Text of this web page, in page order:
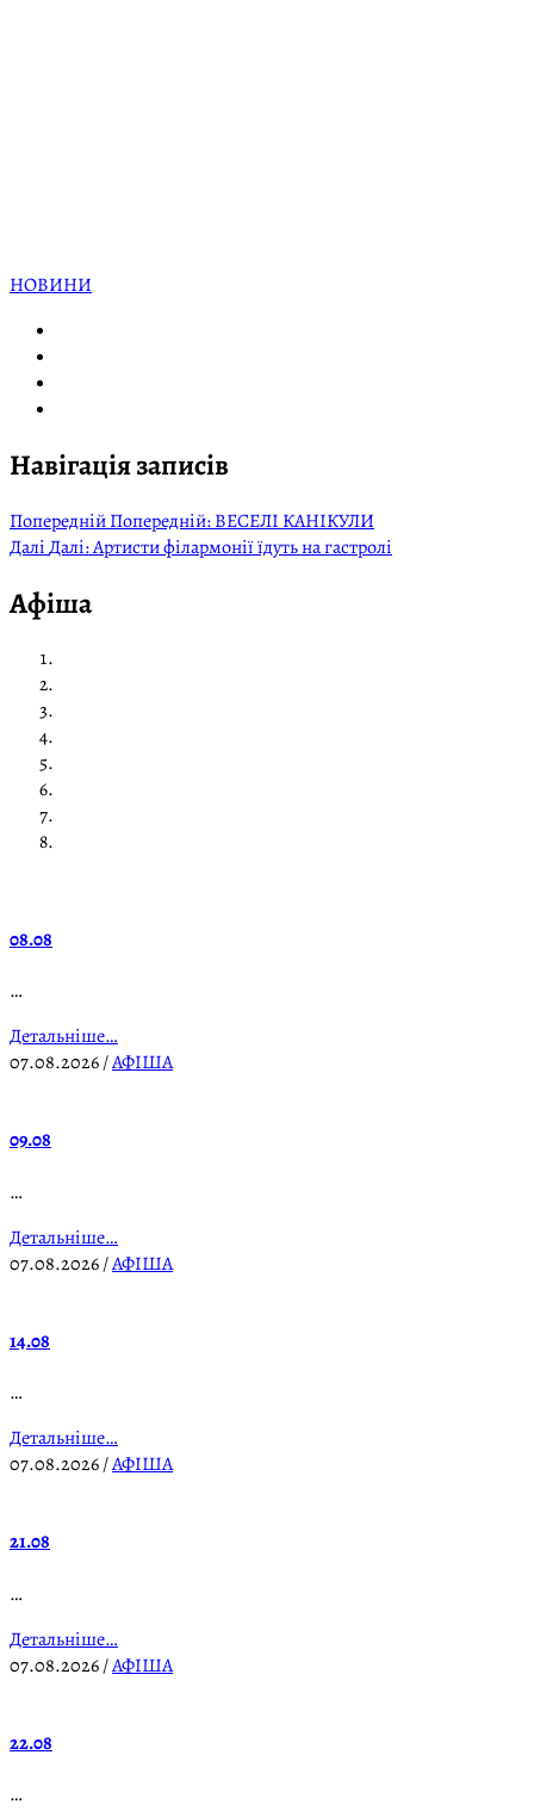
НОВИНИ
Навігація записів
ПопереднійПопередній:ВЕСЕЛІ КАНІКУЛИ
ДаліДалі:Артисти філармонії їдуть на гастролі
Афіша
08.08
…
Детальніше…
07.08.2026/АФІША
09.08
…
Детальніше…
07.08.2026/АФІША
14.08
…
Детальніше…
07.08.2026/АФІША
21.08
…
Детальніше…
07.08.2026/АФІША
22.08
…